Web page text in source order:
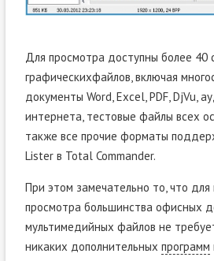
Для просмотра доступны более 40
графическихфайлов, включая
документы Word, Excel, PDF, DjVu,
интернета, тестовые файлы всех
также все прочие форматы
Lister в Total Commander.
При этом замечательно то, что для
просмотра большинства офисных
мультимедийных файлов не
никаких дополнительных программ